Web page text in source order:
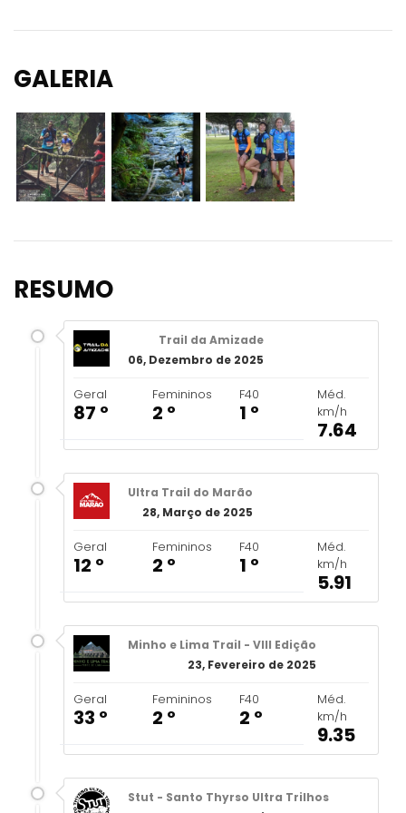
GALERIA
RESUMO
Trail da Amizade
06, Dezembro de 2025
Geral
87 º
Femininos
2 º
F40
1 º
Méd.
km/h
7.64
Ultra Trail do Marão
28, Março de 2025
Geral
12 º
Femininos
2 º
F40
1 º
Méd.
km/h
5.91
Minho e Lima Trail - VIII Edição
23, Fevereiro de 2025
Geral
33 º
Femininos
2 º
F40
2 º
Méd.
km/h
9.35
Stut - Santo Thyrso Ultra Trilhos